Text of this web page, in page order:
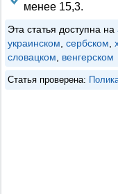
менее 15,3.
Эта статья доступна на
украинском, сербском,
словацком, венгерском
Статья проверена: